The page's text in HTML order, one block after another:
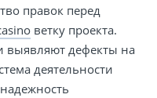
правок перед
ветку проекта.
выявляют дефекты на
деятельности